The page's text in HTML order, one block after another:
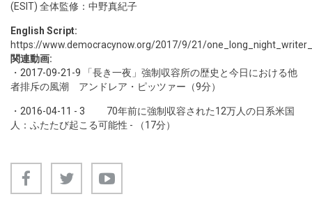
(ESIT) 全体監修：中野真紀子
English Script:
https://www.democracynow.org/2017/9/21/
関連動画:
・ 2017-09-21-9 「長き一夜」強制収容所の歴史と今日における他
者排斥の風潮 アンドレア・ピッツァー（9分）
・ 2016-04-11 - 3
70年前に強制収容された12万人の日系米国
人：ふたたび起こる可能性 - （17分）